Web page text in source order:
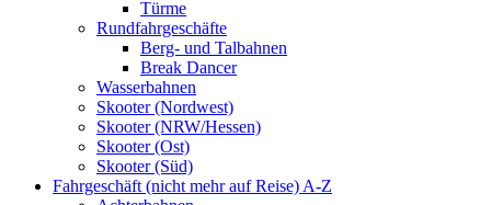
Türme
Rundfahrgeschäfte
Berg- und Talbahnen
Break Dancer
Wasserbahnen
Skooter (Nordwest)
Skooter (NRW/Hessen)
Skooter (Ost)
Skooter (Süd)
Fahrgeschäft (nicht mehr auf Reise) A-Z